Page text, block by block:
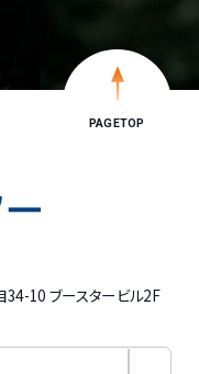
PAGETOP
10 ブースタービル2F